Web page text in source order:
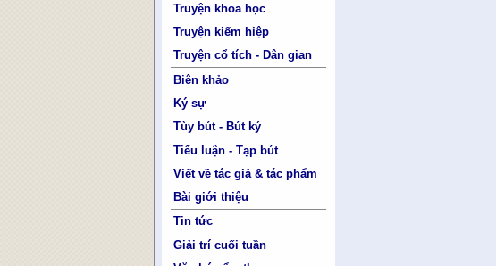
Truyện khoa học
Truyện kiếm hiệp
Truyện cổ tích - Dân gian
Biên khảo
Ký sự
Tùy bút - Bút ký
Tiểu luận - Tạp bút
Viết về tác giả & tác phẩm
Bài giới thiệu
Tin tức
Giải trí cuối tuần